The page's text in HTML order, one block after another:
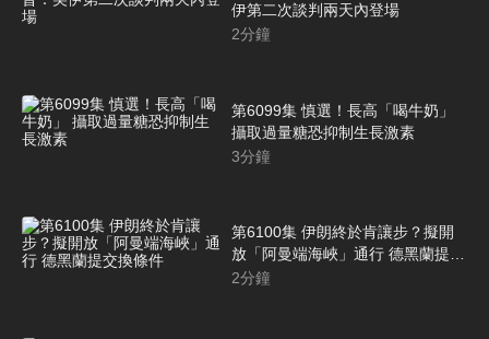
伊第二次談判兩天內登場
2分鐘
第6099集 慎選！長高「喝牛奶」
攝取過量糖恐抑制生長激素
3分鐘
第6100集 伊朗終於肯讓步？擬開
放「阿曼端海峽」通行 德黑蘭提交
換條件
2分鐘